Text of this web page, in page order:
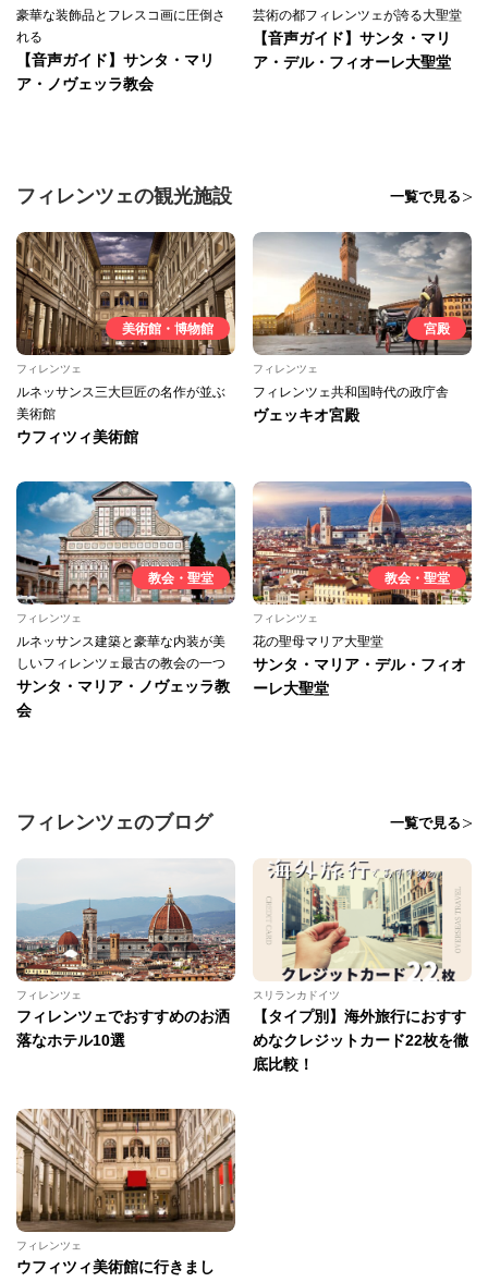
豪華な装飾品とフレスコ画に圧倒さ
れる
【音声ガイド】サンタ・マリ
ア・ノヴェッラ教会
芸術の都フィレンツェが誇る大聖堂
【音声ガイド】サンタ・マリ
ア・デル・フィオーレ大聖堂
フィレンツェの観光施設 一覧で見る
美術館・博物館
フィレンツェ
ルネッサンス三大巨匠の名作が並ぶ
美術館
ウフィツィ美術館
宮殿
フィレンツェ
フィレンツェ共和国時代の政庁舎
ヴェッキオ宮殿
教会・聖堂
フィレンツェ
ルネッサンス建築と豪華な内装が美
しいフィレンツェ最古の教会の一つ
サンタ・マリア・ノヴェッラ教
会
教会・聖堂
フィレンツェ
花の聖母マリア大聖堂
サンタ・マリア・デル・フィオ
ーレ大聖堂
フィレンツェのブログ 一覧で見る
フィレンツェ
フィレンツェでおすすめのお洒
落なホテル10選
スリランカドイツ
【タイプ別】海外旅行におすす
めなクレジットカード22枚を徹
底比較！
フィレンツェ
ウフィツィ美術館に行きまし